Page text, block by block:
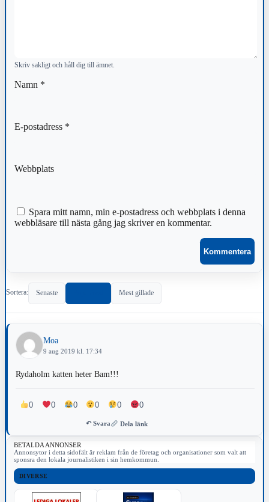
Skriv sakligt och håll dig till ämnet.
Namn *
E-postadress *
Webbplats
Spara mitt namn, min e-postadress och webbplats i denna
webbläsare till nästa gång jag skriver en kommentar.
Sortera: Senaste Mest gillade
Moa
9 aug 2019 kl. 17:34
Rydaholm katten heter Bam!!!
0 0 0 0 0 0
↶ Svara Dela länk
BETALDA ANNONSER
Annonsytor i detta sidofält är reklam från de företag och organisationer som valt att
sponsra den lokala journalistiken i sin hemkommun.
DIVERSE